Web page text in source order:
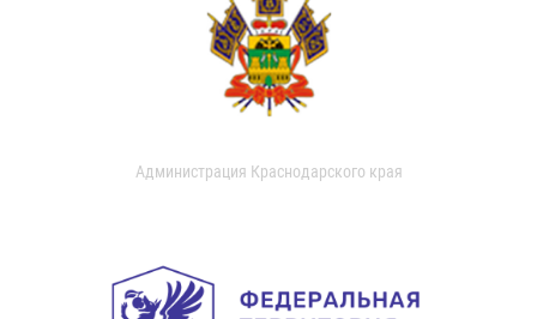
Администрация Краснодарского края